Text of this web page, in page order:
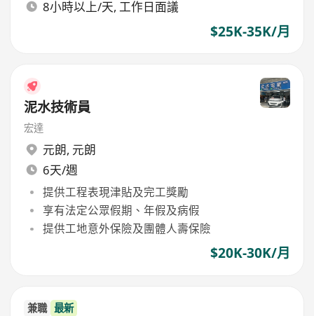
8小時以上/天, 工作日面議
$25K-35K/月
泥水技術員
宏達
元朗, 元朗
6天/週
提供工程表現津貼及完工獎勵
享有法定公眾假期、年假及病假
提供工地意外保險及團體人壽保險
$20K-30K/月
兼職 最新